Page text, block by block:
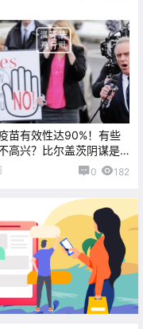
苗有效性达90%！有些
高兴？比尔盖茨阴谋是
？
0 182